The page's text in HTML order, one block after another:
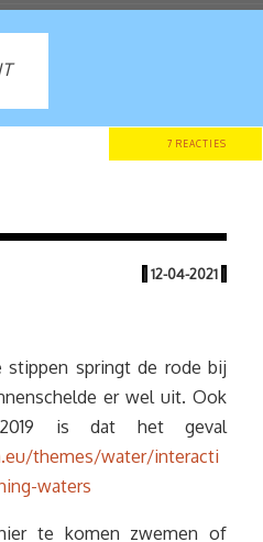
7 REACTIES
| 12-04-2021 |
stippen springt de rode bij
er wel uit. Ook
is dat het geval
themes/water/interacti
waters
te komen zwemen of